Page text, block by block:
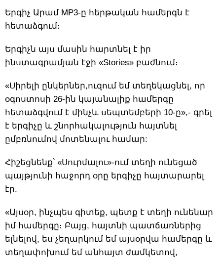
Երգիչ Արամ MP3-ը հերթական համերգն է
հետաձգում։
Երգիչն այս մասին հարտնել է իր
ինստագրամյան էջի «Stories» բաժնում։
«Սիրելի ընկերներ,ուզում եմ տեղեկացնել, որ
օգոստոսի 26-ին կայանալիք համերգը
հետաձգվում է մինչև սեպտեմբերի 10-ը»,- գրել
է երգիչը և շնորհակալություն հայտնել
ըմբռնումով մոտենալու համար:
Հիշեցնենք՝ «Սուրմալու»-ում տեղի ունեցած
պայթյունի հաջորդ օրը երգիչը հայտարարել
էր.
«Այսօր, ինչպես գիտեք, պետք է տեղի ունենար
իմ համերգը։ Բայց, հայտնի պատճառներից
ելնելով, ես չեղարկում եմ այսօրվա համերգը և
տեղափոխում եմ անհայտ ժամկետով,